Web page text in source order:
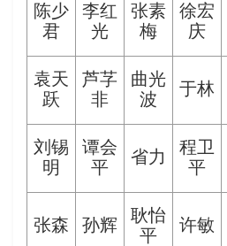
陈少
君
李红
光
张素
梅
徐宏
庆
袁天
跃
芦芓
非
曲光
波
于林
刘锡
明
谭会
平
省力
程卫
平
张森 孙辉
耿怡
平
许敏